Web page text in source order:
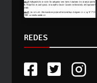
REDES